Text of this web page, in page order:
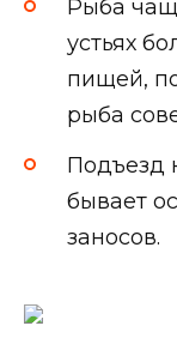
Рыба
устьях
пищей,
рыба
Подъезд
бывает
заносов.